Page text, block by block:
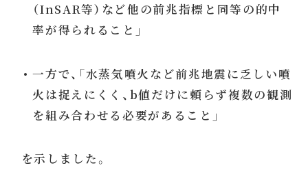
（InSAR等）など他の前兆指標と同等の的中
率が得られること」
• 一方で、「水蒸気噴火など前兆地震に乏しい噴
火は捉えにくく、b値だけに頼らず複数の観測
を組み合わせる必要があること」
を示しました。